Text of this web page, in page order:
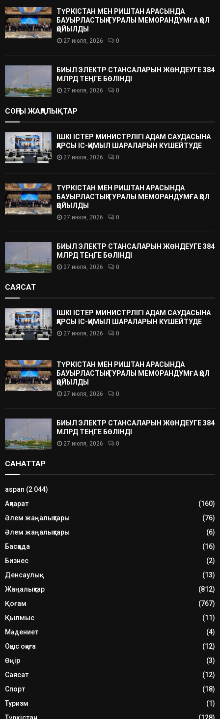
ТҮРКІСТАН МЕН РИШТАН АРАСЫНДА
БАУЫРЛАСТЫҚ ТУРАЛЫ МЕМОРАНДУМҒА ҚОЛ
ҚОЙЫЛДЫ
27 июля, 2026 0
БИЫЛ ЭЛЕКТР СТАНСАЛАРЫН ЖӨНДЕУГЕ 384
МЛРД ТЕҢГЕ БӨЛІНДІ
27 июля, 2026 0
СОҢҒЫ ЖАҢАЛЫҚТАР
ІШКІ ІСТЕР МИНИСТРЛІГІ АДАМ САУДАСЫНА
ҚАРСЫ ІС-ҚИМЫЛ ШАРАЛАРЫН КҮШЕЙТУДЕ
27 июля, 2026 0
ТҮРКІСТАН МЕН РИШТАН АРАСЫНДА
БАУЫРЛАСТЫҚ ТУРАЛЫ МЕМОРАНДУМҒА ҚОЛ
ҚОЙЫЛДЫ
27 июля, 2026 0
БИЫЛ ЭЛЕКТР СТАНСАЛАРЫН ЖӨНДЕУГЕ 384
МЛРД ТЕҢГЕ БӨЛІНДІ
27 июля, 2026 0
САЯСАТ
ІШКІ ІСТЕР МИНИСТРЛІГІ АДАМ САУДАСЫНА
ҚАРСЫ ІС-ҚИМЫЛ ШАРАЛАРЫН КҮШЕЙТУДЕ
27 июля, 2026 0
ТҮРКІСТАН МЕН РИШТАН АРАСЫНДА
БАУЫРЛАСТЫҚ ТУРАЛЫ МЕМОРАНДУМҒА ҚОЛ
ҚОЙЫЛДЫ
27 июля, 2026 0
БИЫЛ ЭЛЕКТР СТАНСАЛАРЫН ЖӨНДЕУГЕ 384
МЛРД ТЕҢГЕ БӨЛІНДІ
27 июля, 2026 0
САНАТТАР
aspan (2 044)
Ақпарат
(160)
Әлем жаңалықтары
(76)
Әлем жаңалықтары
(6)
Басқада
(16)
Бизнес
(2)
Денсаулық
(13)
Жаңалықтар
(812)
Қоғам
(767)
Қылмыс
(11)
Мәдениет
(4)
Оқыс оқиға
(12)
Өңір
(3)
Саясат
(12)
Спорт
(18)
Туризм
(1)